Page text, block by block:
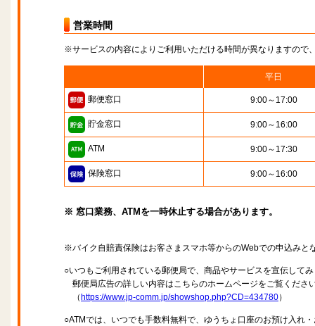
営業時間
※サービスの内容によりご利用いただける時間が異なりますので
平日
郵便窓口 9:00～17:00
貯金窓口 9:00～16:00
ATM 9:00～17:30
保険窓口 9:00～16:00
※ 窓口業務、ATMを一時休止する場合があります。
※バイク自賠責保険はお客さまスマホ等からのWebでの申込みと
○いつもご利用されている郵便局で、商品やサービスを宣伝して
郵便局広告の詳しい内容はこちらのホームページをご覧くださ
（ https://www.jp-comm.jp/showshop.php?CD=434780）
○ATMでは、いつでも手数料無料で、ゆうちょ口座のお預け入れ